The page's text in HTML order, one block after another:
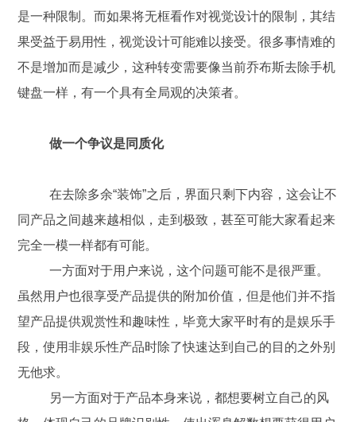
是一种限制。而如果将无框看作对视觉设计的限制，其结
果受益于易用性，视觉设计可能难以接受。很多事情难的
不是增加而是减少，这种转变需要像当前乔布斯去除手机
键盘一样，有一个具有全局观的决策者。
做一个争议是同质化
在去除多余“装饰”之后，界面只剩下内容，这会让不
同产品之间越来越相似，走到极致，甚至可能大家看起来
完全一模一样都有可能。
一方面对于用户来说，这个问题可能不是很严重。
虽然用户也很享受产品提供的附加价值，但是他们并不指
望产品提供观赏性和趣味性，毕竟大家平时有的是娱乐手
段，使用非娱乐性产品时除了快速达到自己的目的之外别
无他求。
另一方面对于产品本身来说，都想要树立自己的风